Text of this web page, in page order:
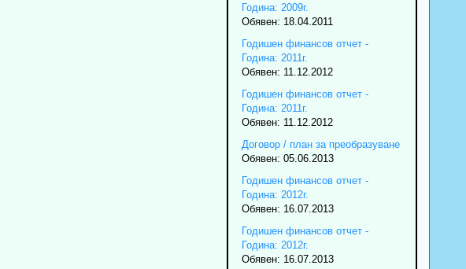
Година: 2009г.
Обявен: 18.04.2011
Годишен финансов отчет -
Година: 2011г.
Обявен: 11.12.2012
Годишен финансов отчет -
Година: 2011г.
Обявен: 11.12.2012
Договор / план за преобразуване
Обявен: 05.06.2013
Годишен финансов отчет -
Година: 2012г.
Обявен: 16.07.2013
Годишен финансов отчет -
Година: 2012г.
Обявен: 16.07.2013